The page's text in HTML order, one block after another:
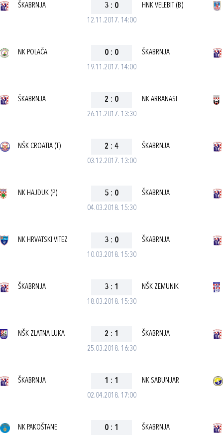
12.11.2017. 14:00
ŠKABRNJA 3 : 0 HNK VELEBIT (B)
19.11.2017. 14:00
NK POLAČA 0 : 0 ŠKABRNJA
26.11.2017. 13:30
ŠKABRNJA 2 : 0 NK ARBANASI
03.12.2017. 13:00
NŠK CROATIA (T) 2 : 4 ŠKABRNJA
04.03.2018. 15:30
NK HAJDUK (P) 5 : 0 ŠKABRNJA
10.03.2018. 15:30
NK HRVATSKI VITEZ 3 : 0 ŠKABRNJA
18.03.2018. 15:30
ŠKABRNJA 3 : 1 NŠK ZEMUNIK
25.03.2018. 16:30
NŠK ZLATNA LUKA 2 : 1 ŠKABRNJA
02.04.2018. 17:00
ŠKABRNJA 1 : 1 NK SABUNJAR
NK PAKOŠTANE 0 : 1 ŠKABRNJA